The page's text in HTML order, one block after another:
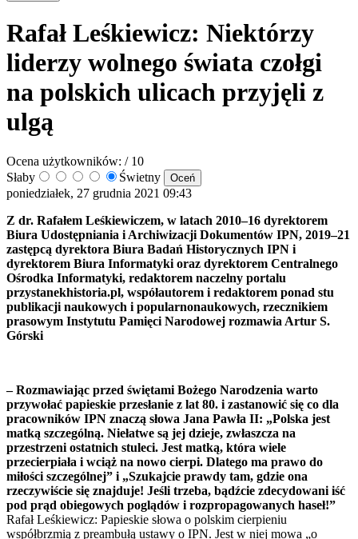
Rafał Leśkiewicz: Niektórzy
liderzy wolnego świata czołgi
na polskich ulicach przyjęli z
ulgą
Ocena użytkowników: / 10
Słaby
Świetny
poniedziałek, 27 grudnia 2021 09:43
Z dr. Rafałem Leśkiewiczem, w latach 2010–16 dyrektorem
Biura Udostępniania i Archiwizacji Dokumentów IPN, 2019–21
zastępcą dyrektora Biura Badań Historycznych IPN i
dyrektorem Biura Informatyki oraz dyrektorem Centralnego
Ośrodka Informatyki, redaktorem naczelny portalu
przystanekhistoria.pl, współautorem i redaktorem ponad stu
publikacji naukowych i popularnonaukowych, rzecznikiem
prasowym Instytutu Pamięci Narodowej rozmawia Artur S.
Górski
– Rozmawiając przed świętami Bożego Narodzenia warto
przywołać papieskie przesłanie z lat 80. i zastanowić się co dla
pracowników IPN znaczą słowa Jana Pawła II: „Polska jest
matką szczególną. Niełatwe są jej dzieje, zwłaszcza na
przestrzeni ostatnich stuleci. Jest matką, która wiele
przecierpiała i wciąż na nowo cierpi. Dlatego ma prawo do
miłości szczególnej” i „Szukajcie prawdy tam, gdzie ona
rzeczywiście się znajduje! Jeśli trzeba, bądźcie zdecydowani iść
pod prąd obiegowych poglądów i rozpropagowanych haseł!”
Rafał Leśkiewicz: Papieskie słowa o polskim cierpieniu
współbrzmią z preambułą ustawy o IPN. Jest w niej mowa „o